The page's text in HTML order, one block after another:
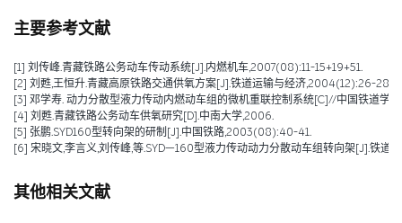
主要参考文献
[1] 刘传峰.青藏铁路公务动车传动系统[J].内燃机车,2007(08):11-15+19+51.
[2] 刘甦,王恒升.青藏高原铁路交通供氧方案[J].铁道运输与经济,2004(12):26-28.
[3] 邓学寿. 动力分散型液力传动内燃动车组的微机重联控制系统[C]//中国铁道
[4] 刘甦.青藏铁路公务动车供氧研究[D].中南大学,2006.
[5] 张鹏.SYD160型转向架的研制[J].中国铁路,2003(08):40-41.
[6] 宋晓文,李言义,刘传峰,等.SYD—160型液力传动动力分散动车组转向架[J].铁道
其他相关文献